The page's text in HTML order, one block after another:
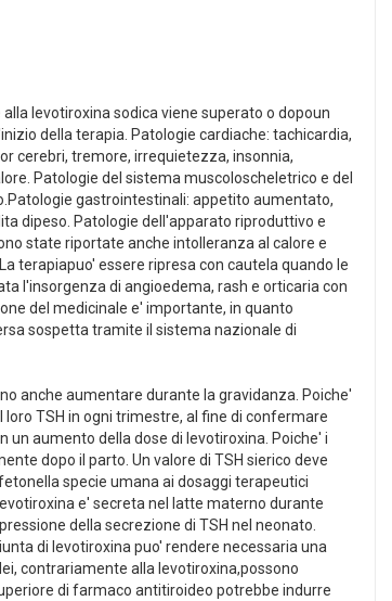
levotiroxina sodica viene superato o dopoun
della terapia. Patologie cardiache: tachicardia,
cerebri, tremore, irrequietezza, insonnia,
Patologie del sistema muscoloscheletrico e del
gastrointestinali: appetito aumentato,
dipeso. Patologie dell'apparato riproduttivo e
state riportate anche intolleranza al calore e
terapiapuo' essere ripresa con cautela quando le
l'insorgenza di angioedema, rash e orticaria con
del medicinale e' importante, in quanto
sospetta tramite il sistema nazionale di
anche aumentare durante la gravidanza. Poiche'
TSH in ogni trimestre, al fine di confermare
aumento della dose di levotiroxina. Poiche' i
dopo il parto. Un valore di TSH sierico deve
specie umana ai dosaggi terapeutici
e' secreta nel latte materno durante
della secrezione di TSH nel neonato.
di levotiroxina puo' rendere necessaria una
contrariamente alla levotiroxina,possono
di farmaco antitiroideo potrebbe indurre